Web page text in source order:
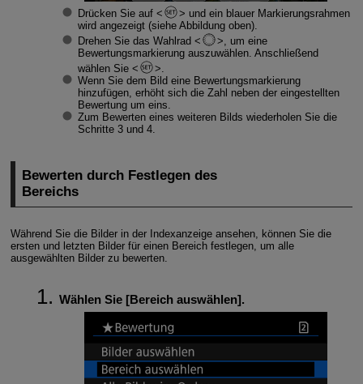
Drücken Sie auf
und ein blauer Markierungsrahmen
wird angezeigt (siehe Abbildung oben).
Drehen Sie das Wahlrad
, um eine
Bewertungsmarkierung auszuwählen. Anschließend
wählen Sie
Wenn Sie dem Bild eine Bewertungsmarkierung
hinzufügen, erhöht sich die Zahl neben der eingestellten
Bewertung um eins.
Zum Bewerten eines weiteren Bilds wiederholen Sie die
Schritte 3 und 4.
Bewerten durch Festlegen des
Bereichs
Während Sie die Bilder in der Indexanzeige ansehen, können Sie die
ersten und letzten Bilder für einen Bereich festlegen, um alle
ausgewählten Bilder zu bewerten.
Wählen Sie [Bereich auswählen].